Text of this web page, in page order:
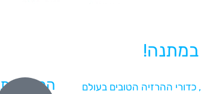
פורמולת FEEL, כדורי ההרזיה הטובים בעולם
הכירו את